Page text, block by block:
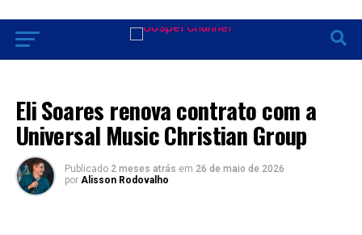
Eli Soares renova contrato com a
Universal Music Christian Group
Publicado 2 meses atrás em 26 de maio de 2026
por Alisson Rodovalho